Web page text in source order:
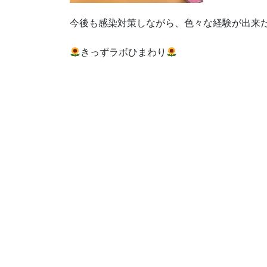
今後も感染対策しながら、色々な経験が出来
きっずラボひまわり